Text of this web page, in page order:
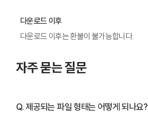
다운로드 이후
다운로드 이후는 환불이 불가능합니다.
자주 묻는 질문
Q. 제공되는 파일 형태는 어떻게 되나요?